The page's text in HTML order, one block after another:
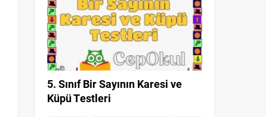
5. Sınıf Bir Sayının Karesi ve
Küpü Testleri